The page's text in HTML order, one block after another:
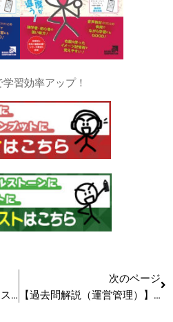
習効率アップ！
【過去問解説（経営情報システム）】R5（再試） 第15問 テスト
次のページ
【過去問解説（運営管理）】R6 第8問 設備管理